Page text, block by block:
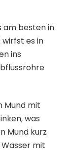
am besten in
es in
ins
Mund mit
was
Mund kurz
mit